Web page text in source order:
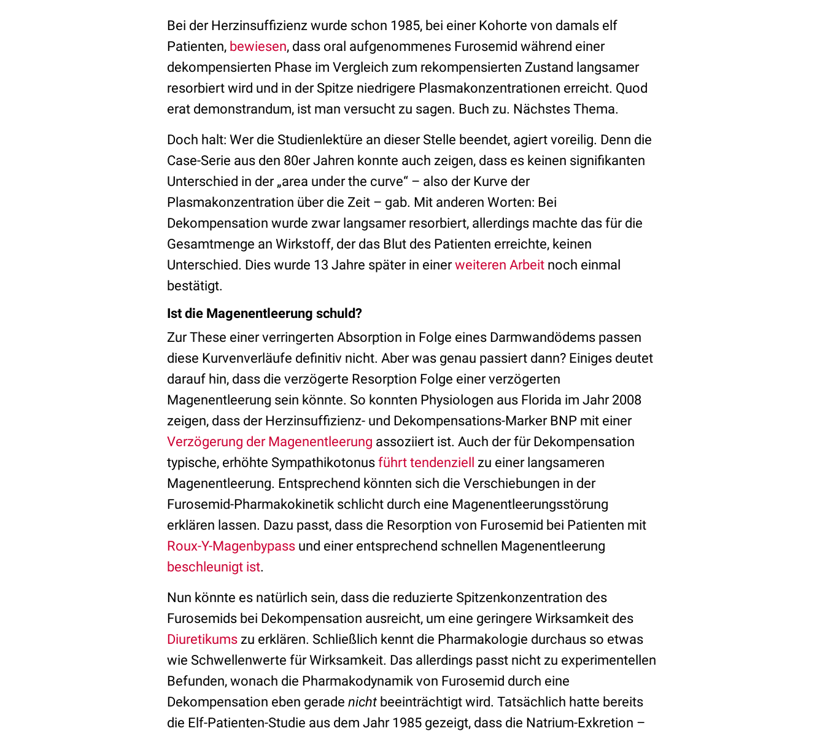
Bei der Herzinsuffizienz wurde schon 1985, bei einer Kohorte von damals elf
Patienten, bewiesen, dass oral aufgenommenes Furosemid während einer
dekompensierten Phase im Vergleich zum rekompensierten Zustand langsamer
resorbiert wird und in der Spitze niedrigere Plasmakonzentrationen erreicht. Quod
erat demonstrandum, ist man versucht zu sagen. Buch zu. Nächstes Thema.
Doch halt: Wer die Studienlektüre an dieser Stelle beendet, agiert voreilig. Denn die
Case-Serie aus den 80er Jahren konnte auch zeigen, dass es keinen signifikanten
Unterschied in der „area under the curve“ – also der Kurve der
Plasmakonzentration über die Zeit – gab. Mit anderen Worten: Bei
Dekompensation wurde zwar langsamer resorbiert, allerdings machte das für die
Gesamtmenge an Wirkstoff, der das Blut des Patienten erreichte, keinen
Unterschied. Dies wurde 13 Jahre später in einerweiteren Arbeit noch einmal
bestätigt.
Ist die Magenentleerung schuld?
Zur These einer verringerten Absorption in Folge eines Darmwandödems passen
diese Kurvenverläufe definitiv nicht. Aber was genau passiert dann? Einiges deutet
darauf hin, dass die verzögerte Resorption Folge einer verzögerten
Magenentleerung sein könnte. So konnten Physiologen aus Florida im Jahr 2008
zeigen, dass der Herzinsuffizienz- und Dekompensations-Marker BNP mit einer
Verzögerung der Magenentleerung assoziiert ist. Auch der für Dekompensation
typische, erhöhte Sympathikotonus führt tendenziell zu einer langsameren
Magenentleerung. Entsprechend könnten sich die Verschiebungen in der
Furosemid-Pharmakokinetik schlicht durch eine Magenentleerungsstörung
erklären lassen. Dazu passt, dass die Resorption von Furosemid bei Patienten mit
Roux-Y-Magenbypass und einer entsprechend schnellen Magenentleerung
beschleunigt ist.
Nun könnte es natürlich sein, dass die reduzierte Spitzenkonzentration des
Furosemids bei Dekompensation ausreicht, um eine geringere Wirksamkeit des
Diuretikums zu erklären. Schließlich kennt die Pharmakologie durchaus so etwas
wie Schwellenwerte für Wirksamkeit. Das allerdings passt nicht zu experimentellen
Befunden, wonach die Pharmakodynamik von Furosemid durch eine
Dekompensation eben gerade nicht beeinträchtigt wird. Tatsächlich hatte bereits
die Elf-Patienten-Studie aus dem Jahr 1985 gezeigt, dass die Natrium-Exkretion –